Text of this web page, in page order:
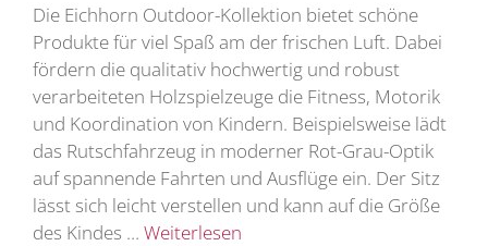
Die Eichhorn Outdoor-Kollektion bietet schöne
Produkte für viel Spaß am der frischen Luft. Dabei
fördern die qualitativ hochwertig und robust
verarbeiteten Holzspielzeuge die Fitness, Motorik
und Koordination von Kindern. Beispielsweise lädt
das Rutschfahrzeug in moderner Rot-Grau-Optik
auf spannende Fahrten und Ausflüge ein. Der Sitz
lässt sich leicht verstellen und kann auf die Größe
des Kindes … Weiterlesen